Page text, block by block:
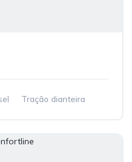
Tração dianteira